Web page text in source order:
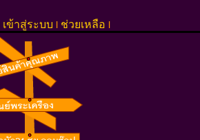
เข้าสู่ระบบ l ช่วยเหลือ l